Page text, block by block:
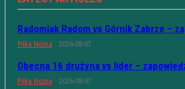
Radomiak Radom vs Górnik Zabrze –
Piłka Nożna 2026-08-07
Obecna 16 drużyna vs lider –
Piłka Nożna 2026-08-07